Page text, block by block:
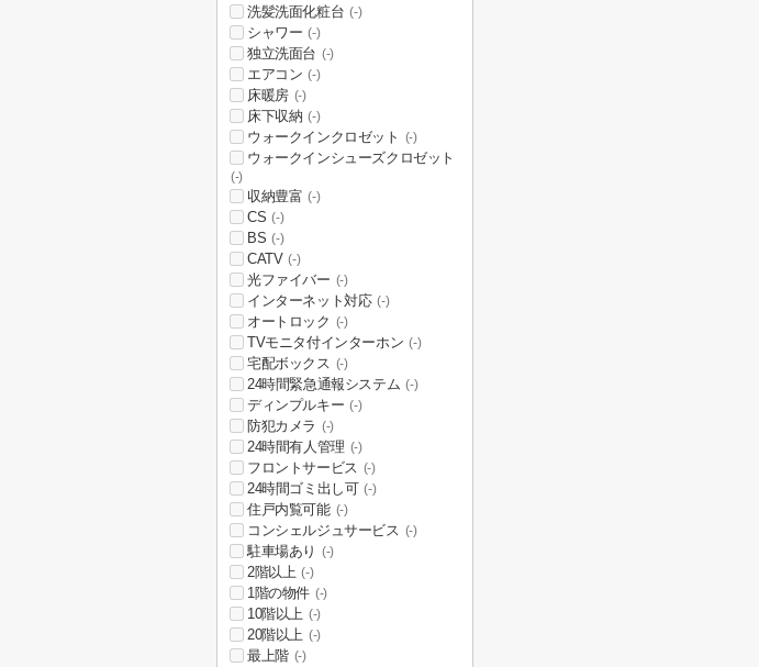
洗髪洗面化粧台 (-)
シャワー (-)
独立洗面台 (-)
エアコン (-)
床暖房 (-)
床下収納 (-)
ウォークインクロゼット (-)
ウォークインシューズクロゼット
(-)
収納豊富 (-)
CS (-)
BS (-)
CATV (-)
光ファイバー (-)
インターネット対応 (-)
オートロック (-)
TVモニタ付インターホン (-)
宅配ボックス (-)
24時間緊急通報システム (-)
ディンプルキー (-)
防犯カメラ (-)
24時間有人管理 (-)
フロントサービス (-)
24時間ゴミ出し可 (-)
住戸内覧可能 (-)
コンシェルジュサービス (-)
駐車場あり (-)
2階以上 (-)
1階の物件 (-)
10階以上 (-)
20階以上 (-)
最上階 (-)